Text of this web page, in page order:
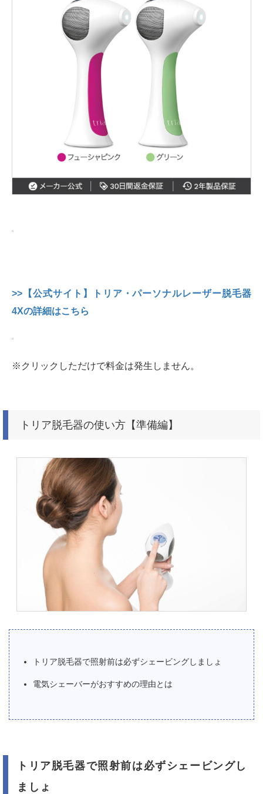
>>【公式サイト】トリア・パーソナルレーザー脱毛器
4Xの詳細はこちら
※クリックしただけで料金は発生しません。
トリア脱毛器の使い方【準備編】
トリア脱毛器で照射前は必ずシェービングしましょ
電気シェーバーがおすすめの理由とは
トリア脱毛器で照射前は必ずシェービングし
ましょ